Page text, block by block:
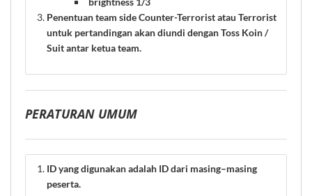
Penentuan team side Counter-Terrorist atau Terrorist
untuk pertandingan akan diundi dengan Toss Koin /
Suit antar ketua team.
PERATURAN UMUM
ID yang digunakan adalah ID dari masing–masing
peserta.